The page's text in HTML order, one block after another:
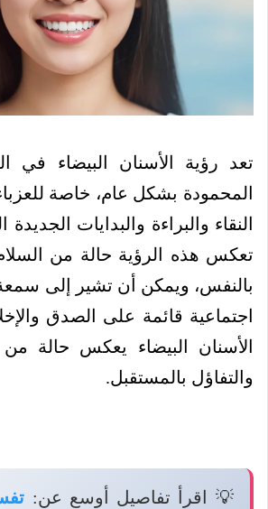
تعد رؤية الأسنان البيضاء في
المحمودة بشكل عام، خاصة
النقاء والبراءة والبدايات
تعكس هذه الرؤية حالة من
بالنفس، ويمكن أن تشير إلى
اجتماعية قائمة على الصدق
الأسنان البيضاء يعكس حالة
والتفاؤل بالمستقبل.
💡 اقرأ تفاصيل أوسع عن: